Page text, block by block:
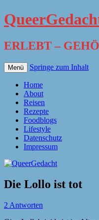
ERLEBT –
Menü Springe zum Inhalt
Home
About
Reisen
Rezepte
Foodblogs
Lifestyle
Datenschutz
Impressum
Die Lollo ist tot
2 Antworten